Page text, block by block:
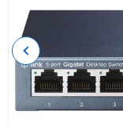
Previous